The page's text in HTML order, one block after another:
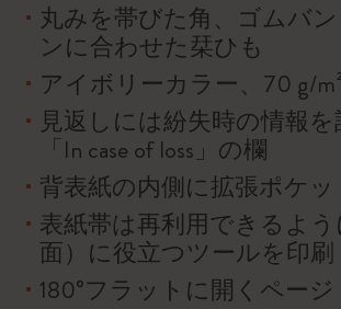
丸みを帯びた角、ゴムバ
ンに合わせた栞ひも
アイボリーカラー、70 g/
見返しには紛失時の情報
「In case of loss」の欄
背表紙の内側に拡張ポケッ
表紙帯は再利用できるよう
面）に役立つツールを印刷
180°フラットに開くページ